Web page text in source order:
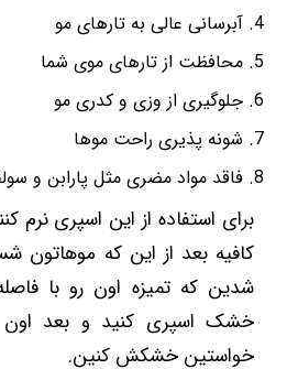
آبرسانی عالی به تارهای مو
محافظت از تارهای موی شما
جلوگیری از وزی و کدری مو
شونه پذیری راحت موها
فاقد مواد مضری مثل پارابن و
کافیه بعد از این که
شدین که تمیزه اون رو با
خشک اسپری کنید و بعد اون
خواستین خشکش کنین.